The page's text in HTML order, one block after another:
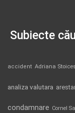
Subiecte
accident Adriana
analiza valutara
condamnare Cornel